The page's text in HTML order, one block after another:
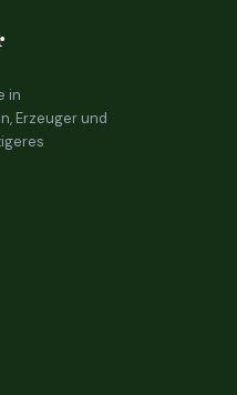
in
Erzeuger und